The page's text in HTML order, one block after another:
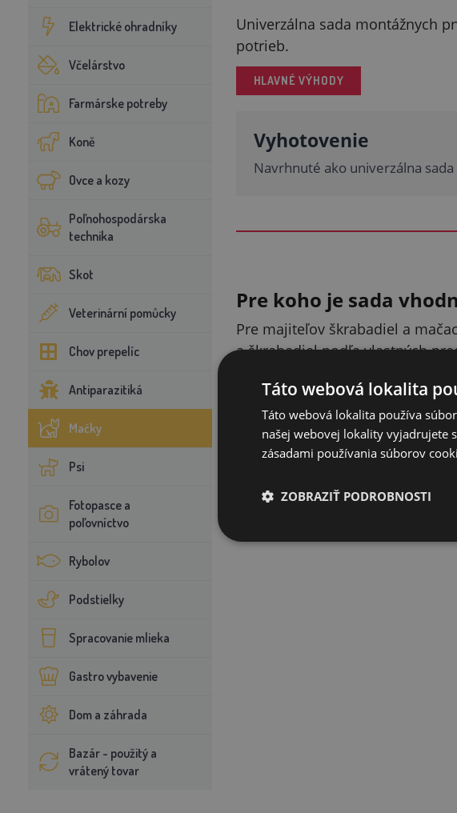
Elektrické ohradníky
Včelárstvo
Farmárske potreby
Koně
Ovce a kozy
Poľnohospodárska
technika
Skot
Veterinární pomůcky
Chov prepelíc
Antiparazitiká
Mačky
Psi
Fotopasce a
poľovníctvo
Rybolov
Podstielky
Spracovanie mlieka
Gastro vybavenie
Dom a záhrada
Bazár - použitý a
vrátený tovar
Univerzálna sada montážnych
potrieb.
HLAVNÉ VÝHODY
Vyhotovenie
Navrhnuté ako univerzálna
Pre koho je sada
Pre majiteľov škrabadiel a
a škrabadiel podľa vlastných
Táto webová lokalita
Táto webová lokalita používa
našej webovej lokality vyjadrujete
zásadami používania súborov
ZOBRAZIŤ PODROBNOSTI